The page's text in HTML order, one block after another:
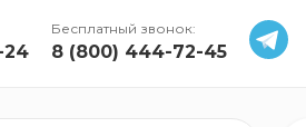
24
Бесплатный звонок:
8 (800) 444-72-45